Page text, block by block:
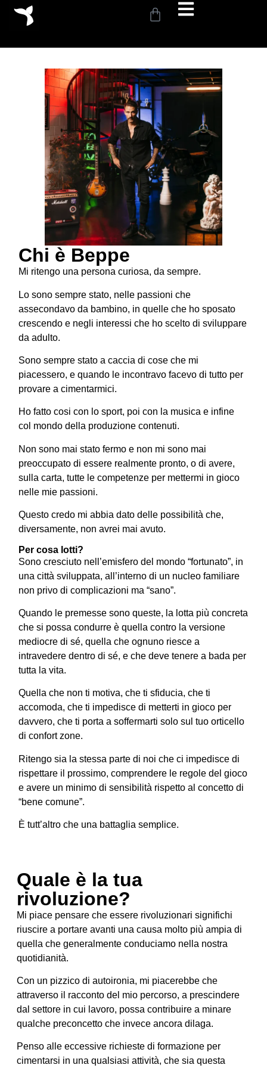
Chi è Beppe
Mi ritengo una persona curiosa, da sempre.
Lo sono sempre stato, nelle passioni che
assecondavo da bambino, in quelle che ho sposato
crescendo e negli interessi che ho scelto di sviluppare
da adulto.
Sono sempre stato a caccia di cose che mi
piacessero, e quando le incontravo facevo di tutto per
provare a cimentarmici.
Ho fatto cosi con lo sport, poi con la musica e infine
col mondo della produzione contenuti.
Non sono mai stato fermo e non mi sono mai
preoccupato di essere realmente pronto, o di avere,
sulla carta, tutte le competenze per mettermi in gioco
nelle mie passioni.
Questo credo mi abbia dato delle possibilità che,
diversamente, non avrei mai avuto.
Per cosa lotti?
Sono cresciuto nell’emisfero del mondo “fortunato”, in
una città sviluppata, all’interno di un nucleo familiare
non privo di complicazioni ma “sano”.
Quando le premesse sono queste, la lotta più concreta
che si possa condurre è quella contro la versione
mediocre di sé, quella che ognuno riesce a
intravedere dentro di sé, e che deve tenere a bada per
tutta la vita.
Quella che non ti motiva, che ti sfiducia, che ti
accomoda, che ti impedisce di metterti in gioco per
davvero, che ti porta a soffermarti solo sul tuo orticello
di confort zone.
Ritengo sia la stessa parte di noi che ci impedisce di
rispettare il prossimo, comprendere le regole del gioco
e avere un minimo di sensibilità rispetto al concetto di
“bene comune”.
È tutt’altro che una battaglia semplice.
Quale è la tua
rivoluzione?
Mi piace pensare che essere rivoluzionari significhi
riuscire a portare avanti una causa molto più ampia di
quella che generalmente conduciamo nella nostra
quotidianità.
Con un pizzico di autoironia, mi piacerebbe che
attraverso il racconto del mio percorso, a prescindere
dal settore in cui lavoro, possa contribuire a minare
qualche preconcetto che invece ancora dilaga.
Penso alle eccessive richieste di formazione per
cimentarsi in una qualsiasi attività, che sia questa